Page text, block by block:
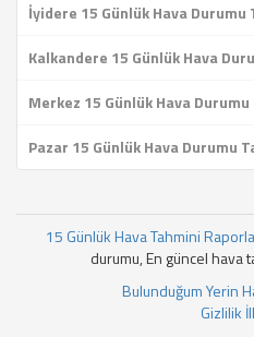
İyidere 15 Günlük Hava Durumu
Kalkandere 15 Günlük Hava
Merkez 15 Günlük Hava
Pazar 15 Günlük Hava Durumu
15 Günlük Hava Tahmini
durumu, En güncel hava
Bulunduğum Yerin
Gizlilik